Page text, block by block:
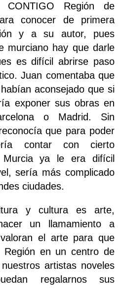
CONTIGO Región de
conocer de primera
y a su autor, pues
murciano hay que darle
es difícil abrirse paso
Juan comentaba que
aconsejado que si
exponer sus obras en
o Madrid. Sin
que para poder
contar con cierto
ya le era difícil
sería más complicado
ciudades.
y cultura es arte,
un llamamiento a
el arte para que
Región en un centro de
artistas noveles
regalarnos sus